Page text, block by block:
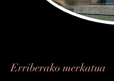
Erriberako merkatua